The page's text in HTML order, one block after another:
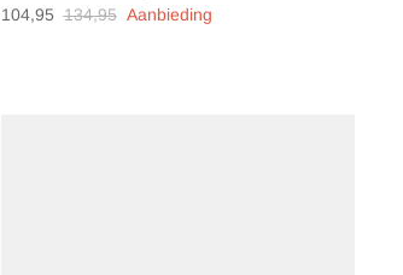
104,95 134,95 Aanbieding